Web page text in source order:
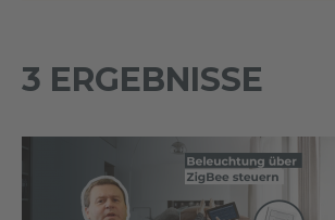
3 ERGEBNISSE